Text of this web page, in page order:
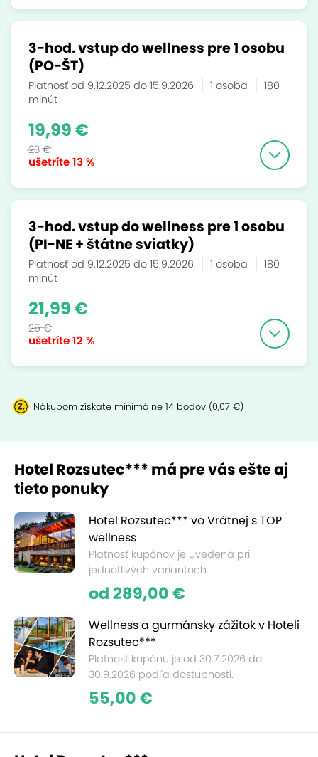
3-hod. vstup do wellness pre 1 osobu
(PO-ŠT)
Platnosť od 9.12.2025 do 15.9.2026 1 osoba
180
minút
ušetríte13 %
19,99 €
23 €
3-hod. vstup do wellness pre 1 osobu
(PI-NE + štátne sviatky)
Platnosť od 9.12.2025 do 15.9.2026 1 osoba
180
minút
ušetríte12 %
21,99 €
25 €
Nákupom získate minimálne 14 bodov (0,07 €)
Hotel Rozsutec*** má pre vás ešte aj
tieto ponuky
Hotel Rozsutec*** vo Vrátnej s TOP
wellness
Platnosť kupónov je uvedená pri
jednotlivých variantoch
od 289,00 €
Wellness a gurmánsky zážitok v Hoteli
Rozsutec***
Platnosť kupónu je od 30.7.2026 do
30.9.2026 podľa dostupnosti.
55,00 €